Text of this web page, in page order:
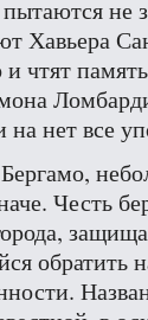
не
Хавьера
чтят
на нет все
Честь
обратить